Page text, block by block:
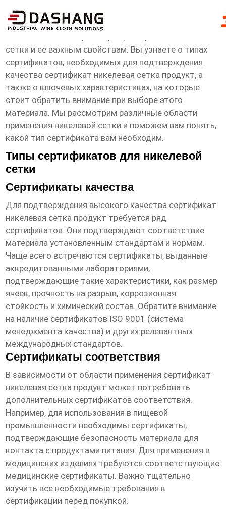
сертификат никелевая сетка продукт
сетки и ее важным свойствам. Вы узнаете о типах
сертификатов, необходимых для подтверждения
качества сертификат никелевая сетка продукт, а
также о ключевых характеристиках, на которые
стоит обратить внимание при выборе этого
материала. Мы рассмотрим различные области
применения никелевой сетки и поможем вам понять,
какой тип сертификата вам необходим.
Типы сертификатов для никелевой
сетки
Сертификаты качества
Для подтверждения высокого качества сертификат
никелевая сетка продукт требуется ряд
сертификатов. Они подтверждают соответствие
материала установленным стандартам и нормам.
Чаще всего встречаются сертификаты, выданные
аккредитованными лабораториями,
подтверждающие такие характеристики, как размер
ячеек, прочность на разрыв, коррозионная
стойкость и химический состав. Обратите внимание
на наличие сертификатов ISO 9001 (система
менеджмента качества) и других релевантных
международных стандартов.
Сертификаты соответствия
В зависимости от области применения сертификат
никелевая сетка продукт может потребовать
дополнительных сертификатов соответствия.
Например, для использования в пищевой
промышленности необходимы сертификаты,
подтверждающие безопасность материала для
контакта с продуктами питания. Для применения в
медицинских изделиях требуются соответствующие
медицинские сертификаты. Важно тщательно
изучить все необходимые требования к
сертификации перед покупкой.